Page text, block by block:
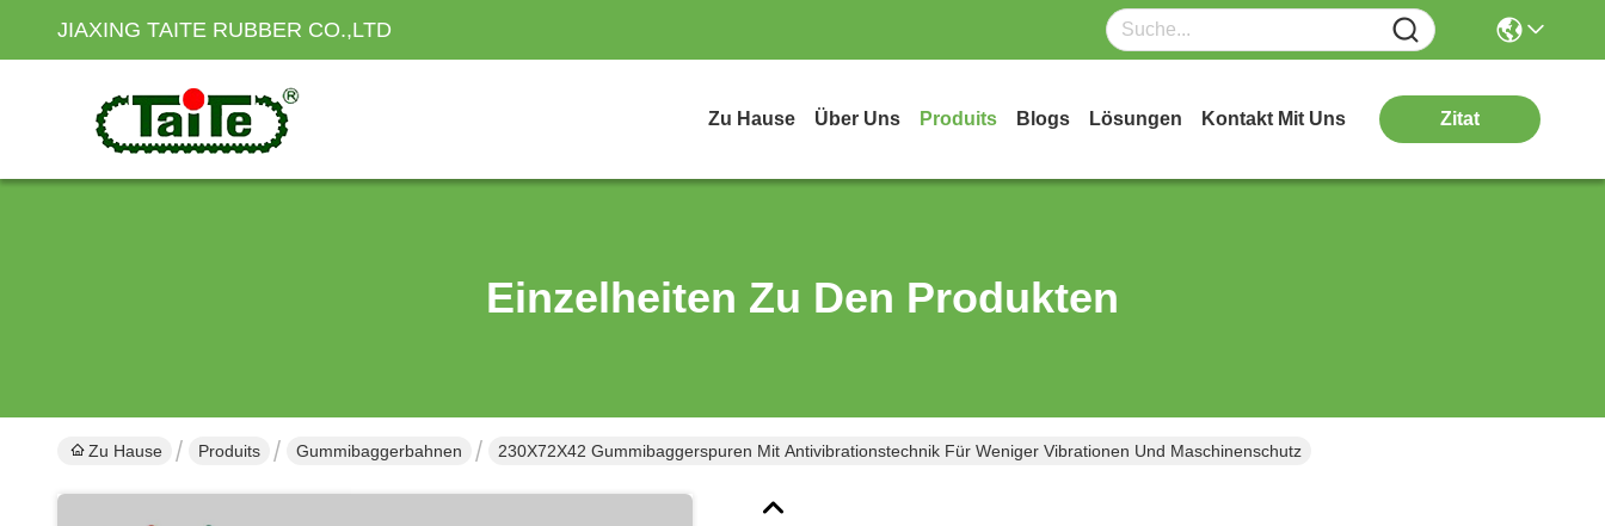
JIAXING TAITE RUBBER CO.,LTD
Zu Hause Über Uns Produits Blogs Lösungen Kontakt Mit Uns Zitat
Einzelheiten Zu Den Produkten
Zu Hause Produits Gummibaggerbahnen 230X72X42 Gummibaggerspuren Mit Antivibrationstechnik Für Weniger Vibrationen Und Maschinenschutz